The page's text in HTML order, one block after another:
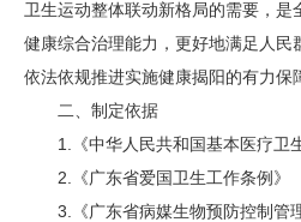
卫生运动整体联动新格局的需要，是
健康综合治理能力，更好地满足人民
依法依规推进实施健康揭阳的有力保
二、制定依据
1.《中华人民共和国基本医疗卫生
2.《广东省爱国卫生工作条例》
3.《广东省病媒生物预防控制管理